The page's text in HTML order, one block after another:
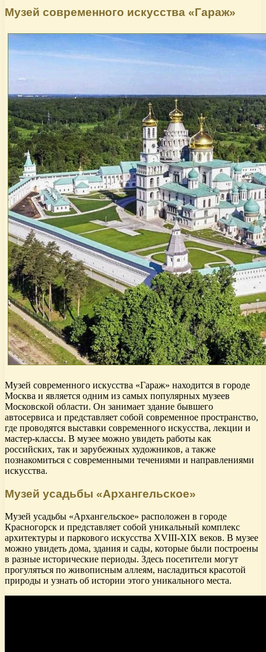
Музей современного искусства «Гараж»
Музей современного искусства «Гараж» находится в городе
Москва и является одним из самых популярных музеев
Московской области. Он занимает здание бывшего
автосервиса и представляет собой современное пространство,
где проводятся выставки современного искусства, лекции и
мастер-классы. В музее можно увидеть работы как
российских, так и зарубежных художников, а также
познакомиться с современными течениями и направлениями
искусства.
Музей усадьбы «Архангельское»
Музей усадьбы «Архангельское» расположен в городе
Красногорск и представляет собой уникальный комплекс
архитектуры и паркового искусства XVIII-XIX веков. В музее
можно увидеть дома, здания и сады, которые были построены
в разные исторические периоды. Здесь посетители могут
прогуляться по живописным аллеям, насладиться красотой
природы и узнать об истории этого уникального места.